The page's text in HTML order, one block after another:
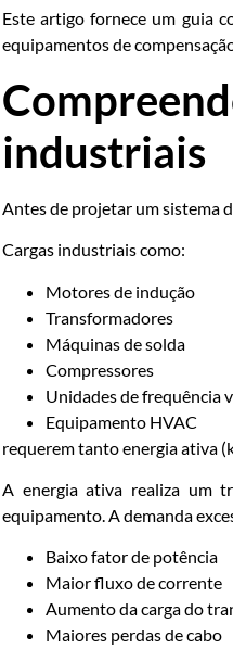
Este artigo fornece um guia
equipamentos de
industriais
Antes de projetar um sistema
Cargas industriais como:
Motores de indução
Transformadores
Máquinas de solda
Compressores
Unidades de frequência
Equipamento HVAC
requerem tanto energia ativa
A energia ativa realiza um
equipamento. A demanda
Baixo fator de potência
Maior fluxo de corrente
Aumento da carga do
Maiores perdas de cabo